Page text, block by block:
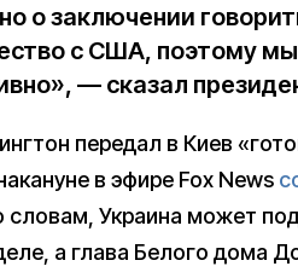
о заключении
с США, поэтому
— сказал
передал в Киев
в эфире Fox News
словам, Украина может
а глава Белого дома